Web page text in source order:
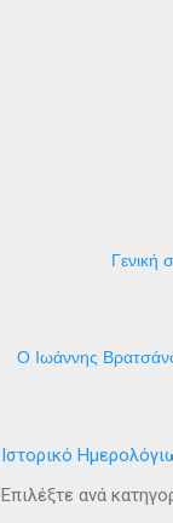
Γενική
Ο Ιωάννης
Ιστορικό
Επιλέξτε ανά